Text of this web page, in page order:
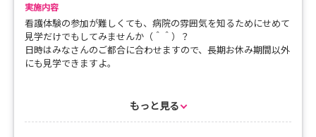
【体験職場】
各病棟（手術室・救急外来もご相談に応じます）
※受け入れ体制によっては、体験職場の変更をお願いする場
合があります
・時間は、8:30～16:30までとしてください
・「体験希望日の第二希望」「体験したい部署（希望があれ
実施内容
看護体験の参加が難しくても、病院の雰囲気を知るためにせめて
見学だけでもしてみませんか（＾＾）？
日時はみなさんのご都合に合わせますので、長期お休み期間以外
にも見学できますよ。
もっと見る